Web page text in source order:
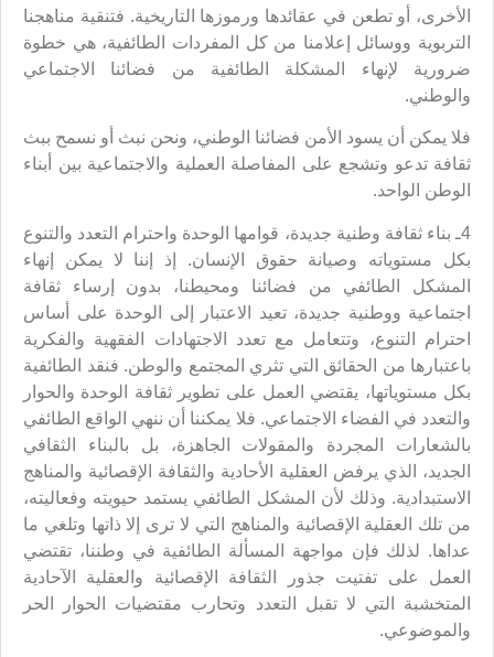
الأخرى، أو تطعن في عقائدها ورموزها التاريخية. فتنقية مناهجنا
التربوية ووسائل إعلامنا من كل المفردات الطائفية، هي خطوة
ضرورية لإنهاء المشكلة الطائفية من فضائنا الاجتماعي
والوطني.
فلا يمكن أن يسود الأمن فضائنا الوطني، ونحن نبث أو نسمح ببث
ثقافة تدعو وتشجع على المفاصلة العملية والاجتماعية بين أبناء
الوطن الواحد.
4ـ بناء ثقافة وطنية جديدة، قوامها الوحدة واحترام التعدد والتنوع
بكل مستوياته وصيانة حقوق الإنسان. إذ إننا لا يمكن إنهاء
المشكل الطائفي من فضائنا ومحيطنا، بدون إرساء ثقافة
اجتماعية ووطنية جديدة، تعيد الاعتبار إلى الوحدة على أساس
احترام التنوع، وتتعامل مع تعدد الاجتهادات الفقهية والفكرية
باعتبارها من الحقائق التي تثري المجتمع والوطن. فنقد الطائفية
بكل مستوياتها، يقتضي العمل على تطوير ثقافة الوحدة والحوار
والتعدد في الفضاء الاجتماعي. فلا يمكننا أن ننهي الواقع الطائفي
بالشعارات المجردة والمقولات الجاهزة، بل بالبناء الثقافي
الجديد، الذي يرفض العقلية الأحادية والثقافة الإقصائية والمناهج
الاستبدادية. وذلك لأن المشكل الطائفي يستمد حيويته وفعاليته،
من تلك العقلية الإقصائية والمناهج التي لا ترى إلا ذاتها وتلغي ما
عداها. لذلك فإن مواجهة المسألة الطائفية في وطننا، تقتضي
العمل على تفتيت جذور الثقافة الإقصائية والعقلية الآحادية
المتخشبة التي لا تقبل التعدد وتحارب مقتضيات الحوار الحر
والموضوعي.